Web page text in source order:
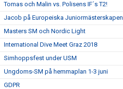
Tomas och Malin vs. Polisens IF´s T2!
Jacob på Europeiska Juniormästerskapen
Masters SM och Nordic Light
International Dive Meet Graz 2018
Simhoppsfest under USM
Ungdoms-SM på hemmaplan 1-3 juni
GDPR